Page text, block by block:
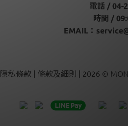
電話 / 04-
時間 /
EMAIL：
隱私條款 | 條款及細則 | 2026 ©